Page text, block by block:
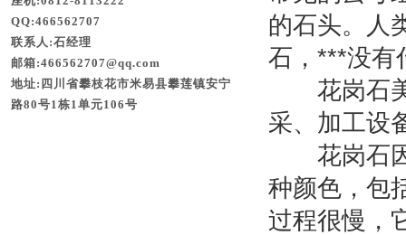
QQ:466562707
联系人:石经理
邮箱:466562707@qq.com
地址:四川省攀枝花市米易县攀莲镇安宁
路80号1栋1单元106号
的石头。人
石，***没有
花岗石美
采、加工设
花岗石因
种颜色，包
过程很慢，